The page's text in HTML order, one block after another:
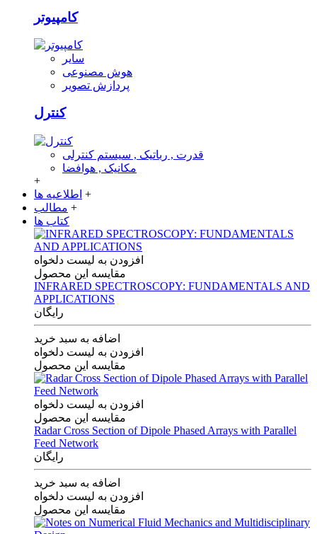
کامپیوتر
سایر
هوش مصنوعی
پردازش تصویر
کنترل
قدرت , رباتیک , سیستم کنترلی
مکانیک , هوافضا
+
اطلاعیه ها +
مطالب +
کتاب ها
افزودن به لیست دلخواه
مقایسه این محصول
INFRARED SPECTROSCOPY: FUNDAMENTALS AND
APPLICATIONS
رایگان
اضافه به سبد خرید
افزودن به لیست دلخواه
مقایسه این محصول
افزودن به لیست دلخواه
مقایسه این محصول
Radar Cross Section of Dipole Phased Arrays with Parallel
Feed Network
رایگان
اضافه به سبد خرید
افزودن به لیست دلخواه
مقایسه این محصول